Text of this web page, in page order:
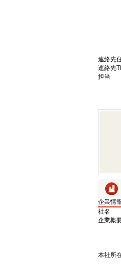
連絡先
連絡先
担当
企業情
社名
企業概
本社所